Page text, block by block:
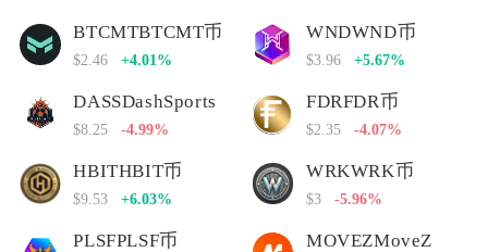
BTCMTBTCMT币
$2.46 +4.01%
WNDWND币
$3.96 +5.67%
DASSDashSports
$8.25 -4.99%
FDRFDR币
$2.35 -4.07%
HBITHBIT币
$9.53 +6.03%
WRKWRK币
$3 -5.96%
PLSFPLSF币 MOVEZMoveZ